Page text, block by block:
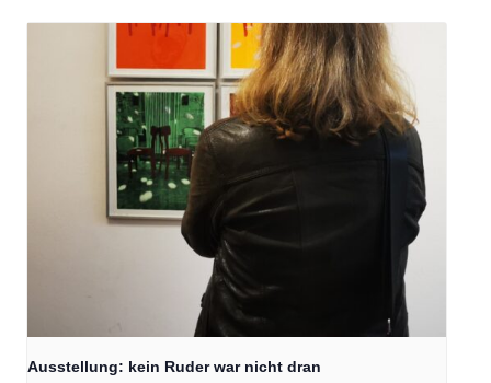
Ausstellung: kein Ruder war nicht dran